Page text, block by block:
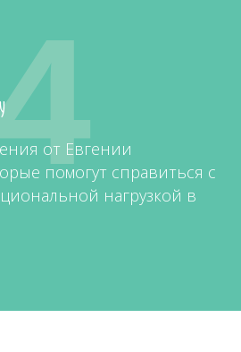
от Евгении
помогут справиться с
нагрузкой в